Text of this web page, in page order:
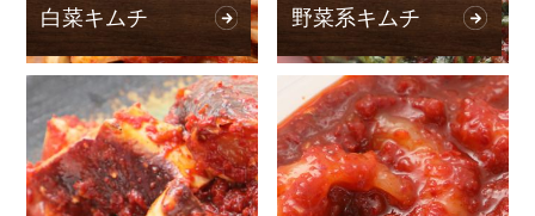
白菜キムチ 野菜系キムチ